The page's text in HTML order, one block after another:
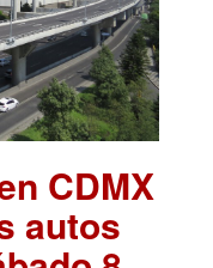
CDMX
autos